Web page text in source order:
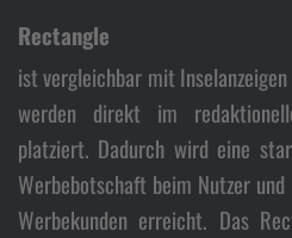
Rectangle
ist vergleichbar mit
werden direkt im
platziert. Dadurch wird eine
Werbebotschaft beim Nutzer
Werbekunden erreicht. Das